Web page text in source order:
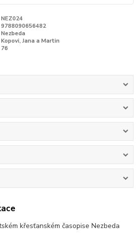
NEZ024
9788090656482
Nezbeda
Kopovi, Jana a Martin
76
křesťanském časopise Nezbeda